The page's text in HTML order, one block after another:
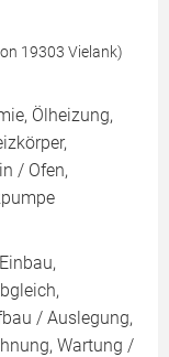
19303 Vielank)
Ölheizung,
/ Ofen,
/ Auslegung,
Wartung /